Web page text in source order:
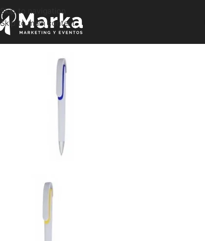
Skip to navigation
Skip to main content